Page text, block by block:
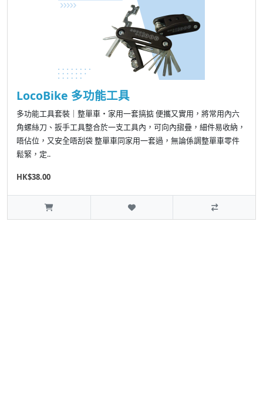
LocoBike 多功能工具
多功能工具套裝｜整單車・家用一套搞掂 便攜又實用，將常用內六
角螺絲刀、扳手工具整合於一支工具內，可向內摺疊，細件易收納，
唔佔位，又安全唔刮袋 整單車同家用一套過，無論係調整單車零件
鬆緊，定..
HK$38.00